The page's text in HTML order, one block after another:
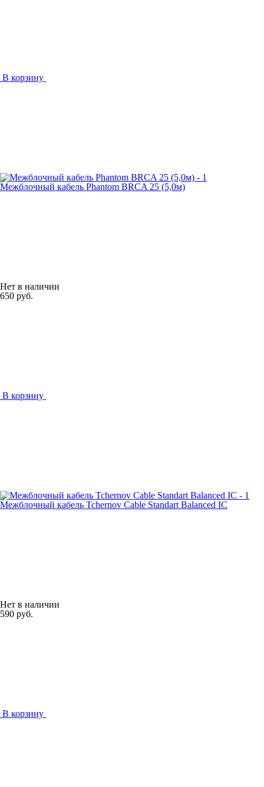
В корзину
Межблочный кабель Phantom BRCA 25 (5,0м)
Нет в наличии
650 руб.
В корзину
Межблочный кабель Tchernov Cable Standart Balanced IC
Нет в наличии
590 руб.
В корзину